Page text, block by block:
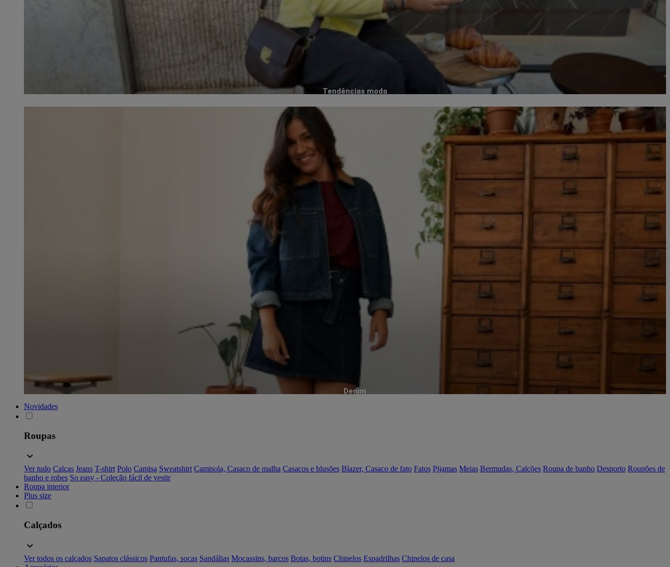
Tendências moda
Denim
Novidades
Roupas
Ver tudo Calças Jeans T-shirt Polo Camisa Sweatshirt Camisola, Casaco de malha Casacos e blusões Blazer, Casaco de fato Fatos Pijamas Meias Bermudas, Calções Roupa de banho Desporto Roupões de
banho e robes So easy - Coleção fácil de vestir
Roupa interior
Plus size
Calçados
Ver todos os calçados Sapatos clássicos Pantufas, socas Sandálias Mocassins, barcos Botas, botins Chinelos Espadrilhas Chinelos de casa